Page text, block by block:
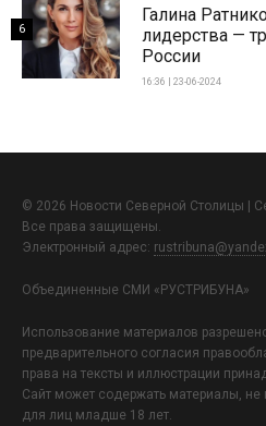
Галина
лидерства —
России
16:36 | 23-06-2024
6
© 2026 Новости Северной Столицы |
Все права защищены.
Электронный адрес:
Объединенные СМИ «РУСТРИБУНА»
Использование материалов
предварительного согласия
права на тексты и иллюстрации
Сайт может содержать материалы, не
для лиц младше 18 лет.